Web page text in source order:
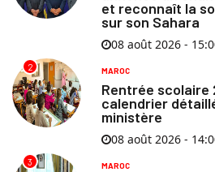
et reconnaît la
sur son Sahara
08 août 2026 -
2 MAROC
Rentrée scolaire
calendrier
ministère
08 août 2026 -
3 MAROC